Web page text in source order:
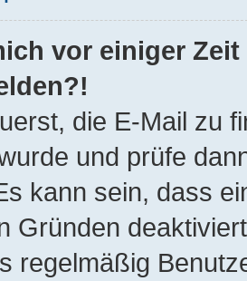
vor einiger
die E-Mail zu
und prüfe
kann sein, dass
Gründen
regelmäßig